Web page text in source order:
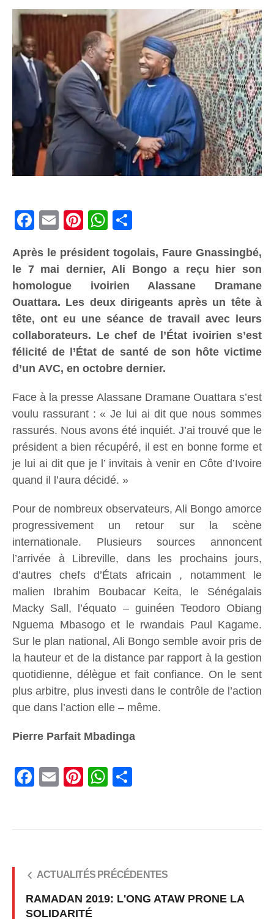
Facebook
Email PinterestWhatsApp
Après le président togolais, Faure Gnassingbé,
le 7 mai dernier, Ali Bongo a reçu hier son
homologue ivoirien Alassane Dramane
Ouattara. Les deux dirigeants après un tête à
tête, ont eu une séance de travail avec leurs
collaborateurs. Le chef de l’État ivoirien s’est
félicité de l’État de santé de son hôte victime
d’un AVC, en octobre dernier.
Face à la presse Alassane Dramane Ouattara s’est
voulu rassurant : « Je lui ai dit que nous sommes
rassurés. Nous avons été inquiét. J’ai trouvé que le
président a bien récupéré, il est en bonne forme et
je lui ai dit que je l’ invitais à venir en Côte d’Ivoire
quand il l’aura décidé. »
Pour de nombreux observateurs, Ali Bongo amorce
progressivement un retour sur la scène
internationale. Plusieurs sources annoncent
l’arrivée à Libreville, dans les prochains jours,
d’autres chefs d’États africain , notamment le
malien Ibrahim Boubacar Keita, le Sénégalais
Macky Sall, l’équato – guinéen Teodoro Obiang
Nguema Mbasogo et le rwandais Paul Kagame.
Sur le plan national, Ali Bongo semble avoir pris de
la hauteur et de la distance par rapport à la gestion
quotidienne, délègue et fait confiance. On le sent
plus arbitre, plus investi dans le contrôle de l’action
que dans l’action elle – même.
Pierre Parfait Mbadinga
Facebook
Email PinterestWhatsApp
ACTUALITÉS PRÉCÉDENTES
RAMADAN 2019: L'ONG ATAW PRONE LA
SOLIDARITÉ